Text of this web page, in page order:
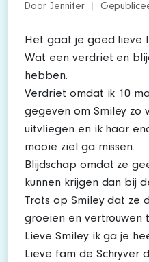
Door Jennifer
Het gaat je goed lieve
Wat een verdriet en
hebben.
Verdriet omdat ik 10
gegeven om Smiley zo
uitvliegen en ik haar
mooie ziel ga missen.
Blijdschap omdat ze
kunnen krijgen dan bij
Trots op Smiley dat ze
groeien en vertrouwen
Lieve Smiley ik ga je
Lieve fam de Schryver